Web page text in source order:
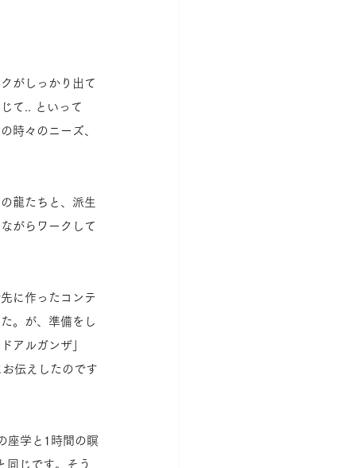
がしっかり出て
て.. といって
時々のニーズ、
龍たちと、派生
がらワークして
に作ったコンテ
。が、準備をし
アルガンザ」
伝えしたのです
座学と1時間の瞑
同じです。そう